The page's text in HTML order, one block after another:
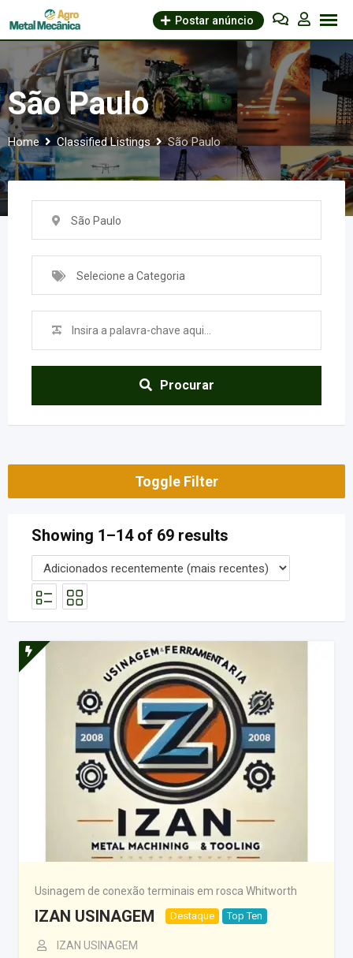
to
Postar anúncio
São Paulo
Home Classified Listings São Paulo
São Paulo
Selecione a Categoria
Procurar
Toggle Filter
Showing 1–14 of 69 results
Usinagem de conexão terminais em rosca Whitworth
IZAN USINAGEM Destaque Top Ten
IZAN USINAGEM